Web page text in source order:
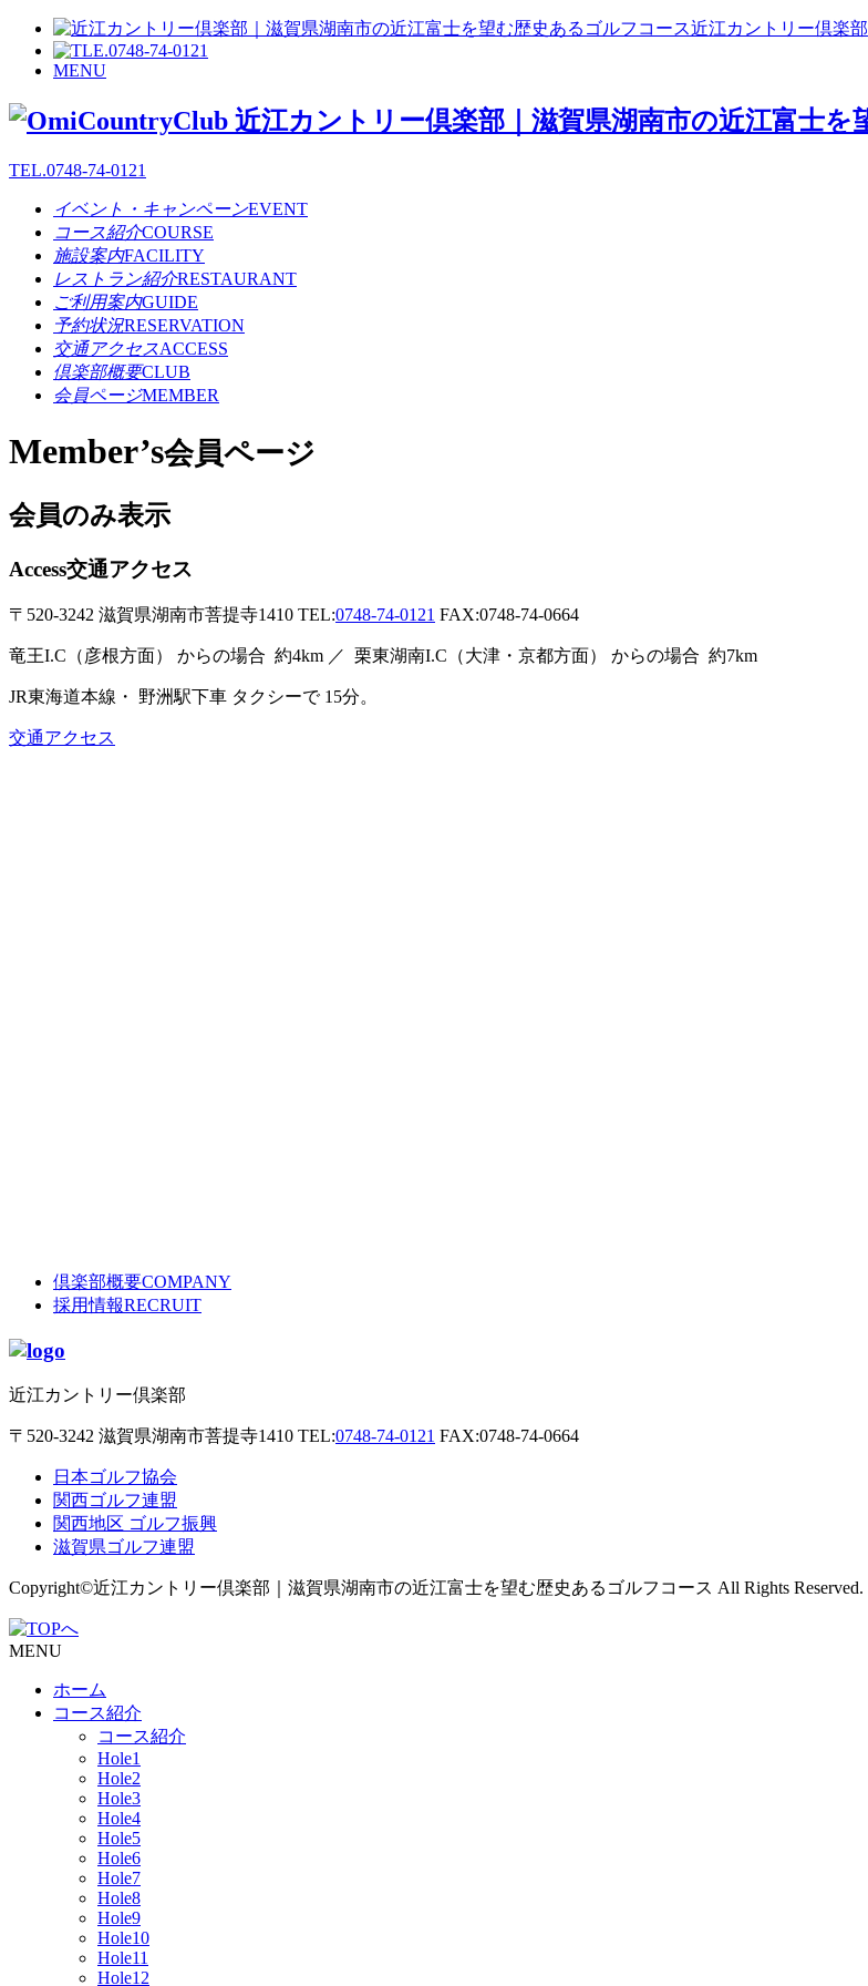
近江カントリー倶楽部
MENU
TEL.0748-74-0121
イベント・キャンペーンEVENT
コース紹介COURSE
施設案内FACILITY
レストラン紹介RESTAURANT
ご利用案内GUIDE
予約状況RESERVATION
交通アクセスACCESS
倶楽部概要CLUB
会員ページMEMBER
Member’s会員ページ
会員のみ表示
Access交通アクセス
〒520-3242 滋賀県湖南市菩提寺1410 TEL:0748-74-0121 FAX:0748-74-0664
竜王I.C（彦根方面） からの場合 約4km ／ 栗東湖南I.C（大津・京都方面） からの場合 約7km
JR東海道本線・ 野洲駅下車 タクシーで 15分。
交通アクセス
倶楽部概要COMPANY
採用情報RECRUIT
近江カントリー倶楽部
〒520-3242 滋賀県湖南市菩提寺1410 TEL:0748-74-0121 FAX:0748-74-0664
日本ゴルフ協会
関西ゴルフ連盟
関西地区 ゴルフ振興
滋賀県ゴルフ連盟
Copyright©近江カントリー倶楽部｜滋賀県湖南市の近江富士を望む歴史あるゴルフコース All Rights Reserved.
MENU
ホーム
コース紹介
コース紹介
Hole1
Hole2
Hole3
Hole4
Hole5
Hole6
Hole7
Hole8
Hole9
Hole10
Hole11
Hole12